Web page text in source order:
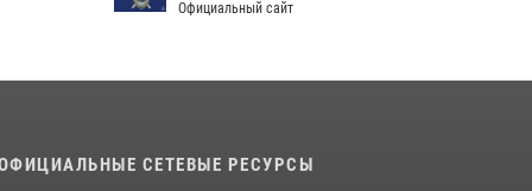
Сотрудники пензенского ОМОН «Страж»
Пензенской области Павел Пучков посетил
Официальный сайт
СЕТЕВЫЕ РЕСУРСЫ